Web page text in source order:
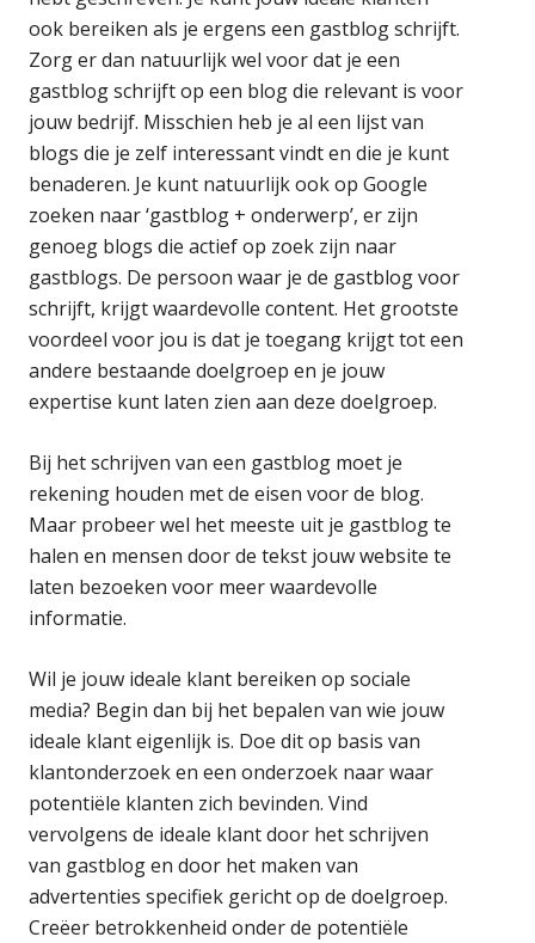
ook bereiken als je ergens een gastblog schrijft.
Zorg er dan natuurlijk wel voor dat je een
gastblog schrijft op een blog die relevant is voor
jouw bedrijf. Misschien heb je al een lijst van
blogs die je zelf interessant vindt en die je kunt
benaderen. Je kunt natuurlijk ook op Google
zoeken naar ‘gastblog + onderwerp’, er zijn
genoeg blogs die actief op zoek zijn naar
gastblogs. De persoon waar je de gastblog voor
schrijft, krijgt waardevolle content. Het grootste
voordeel voor jou is dat je toegang krijgt tot een
andere bestaande doelgroep en je jouw
expertise kunt laten zien aan deze doelgroep.
Bij het schrijven van een gastblog moet je
rekening houden met de eisen voor de blog.
Maar probeer wel het meeste uit je gastblog te
halen en mensen door de tekst jouw website te
laten bezoeken voor meer waardevolle
informatie.
Wil je jouw ideale klant bereiken op sociale
media? Begin dan bij het bepalen van wie jouw
ideale klant eigenlijk is. Doe dit op basis van
klantonderzoek en een onderzoek naar waar
potentiële klanten zich bevinden. Vind
vervolgens de ideale klant door het schrijven
van gastblog en door het maken van
advertenties specifiek gericht op de doelgroep.
Creëer betrokkenheid onder de potentiële